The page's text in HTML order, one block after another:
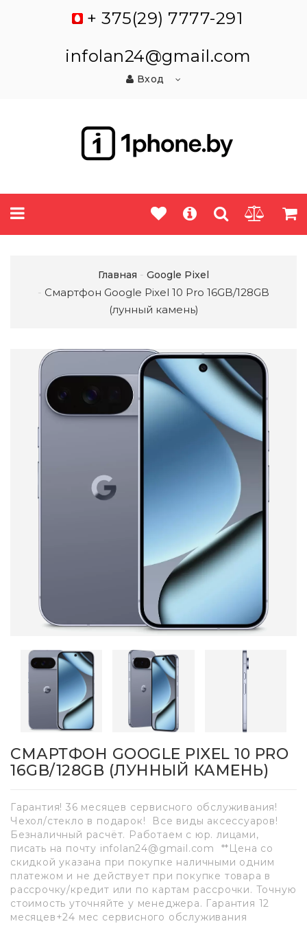
+ 375(29) 7777-291
infolan24@gmail.com
Вход
Главная Google Pixel
Смартфон Google Pixel 10 Pro 16GB/128GB
(лунный камень)
СМАРТФОН GOOGLE PIXEL 10 PRO
16GB/128GB (ЛУННЫЙ КАМЕНЬ)
Гарантия! 36 месяцев сервисного обслуживания!
Чехол/стекло в подарок! Все виды аксессуаров!
Безналичный расчёт. Работаем с юр. лицами,
писать на почту infolan24@gmail.com **Цена со
скидкой указана при покупке наличными одним
платежом и не действует при покупке товара в
рассрочку/кредит или по картам рассрочки. Точную
стоимость уточняйте у менеджера. Гарантия 12
месяцев+24 мес сервисного обслуживания